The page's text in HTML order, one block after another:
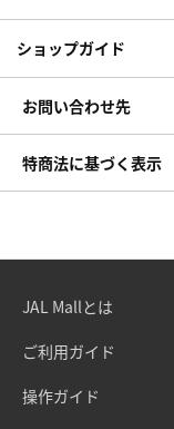
ショップガイド
お問い合わせ先
特商法に基づく表示
JAL Mallとは
ご利用ガイド
操作ガイド